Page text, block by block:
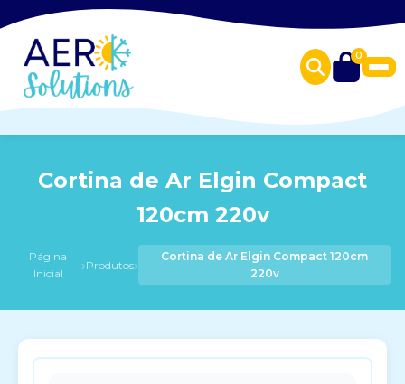
0
Cortina de Ar Elgin Compact
120cm 220v
Página
Inicial
›Produtos›
Cortina de Ar Elgin Compact 120cm
220v